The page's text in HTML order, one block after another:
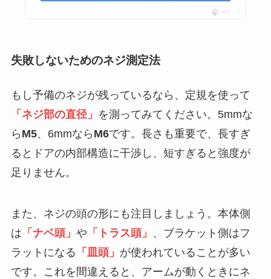
ポチップ
失敗しないためのネジ測定法
もし予備のネジが残っているなら、定規を使って
「ネジ部の直径」 を測ってみてください。5mmな
ら M5、6mmなら M6です。長さも重要で、長すぎ
るとドアの内部構造に干渉し、短すぎると強度が
足りません。
また、ネジの頭の形にも注目しましょう。本体側
は 「ナベ頭」 や 「トラス頭」 、ブラケット側はフ
ラットになる 「皿頭」 が使われていることが多い
です。これを間違えると、アームが動くときにネ